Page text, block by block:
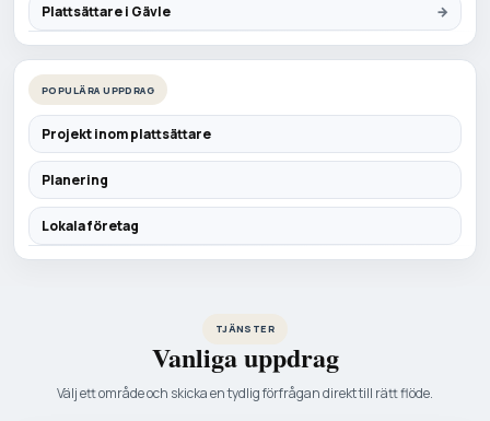
Plattsättare i Gävle
POPULÄRA UPPDRAG
Projekt inom plattsättare
Planering
Lokala företag
TJÄNSTER
Vanliga uppdrag
Välj ett område och skicka en tydlig förfrågan direkt till rätt flöde.